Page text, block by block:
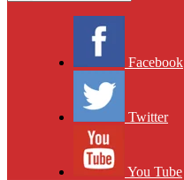
Facebook
Twitter
You Tube